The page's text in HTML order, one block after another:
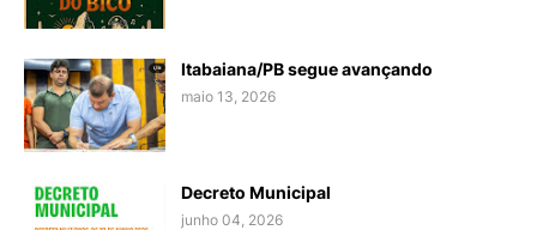
Itabaiana/PB segue avançando
maio 13, 2026
Decreto Municipal
junho 04, 2026